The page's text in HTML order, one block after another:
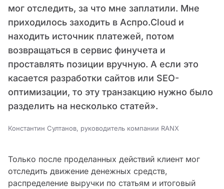
мог отследить, за что мне заплатили. Мне
приходилось заходить в Аспро.Cloud и
находить источник платежей, потом
возвращаться в сервис финучета и
проставлять позиции вручную. А если это
касается разработки сайтов или SEO-
оптимизации, то эту транзакцию нужно было
разделить на несколько статей».
Константин Султанов, руководитель компании RANX
Только после проделанных действий клиент мог
отследить движение денежных средств,
распределение выручки по статьям и итоговый